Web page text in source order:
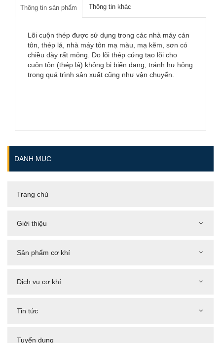
Thông tin sản phẩm Thông tin khác
Lõi cuộn thép được sử dụng trong các nhà máy cán
tôn, thép lá, nhà máy tôn mạ màu, mạ kẽm, sơn có
chiều dày rất mỏng. Do lõi thép cứng tạo lõi cho
cuộn tôn (thép lá) không bị biến dạng, tránh hư hỏng
trong quá trình sản xuất cũng như vận chuyển.
DANH MỤC
Trang chủ
Giới thiệu
Sản phẩm cơ khí
Dịch vụ cơ khí
Tin tức
Tuyển dụng